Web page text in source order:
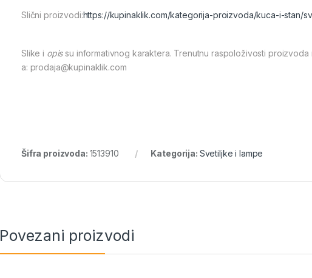
Slični proizvodi:https://kupinaklik.com/kategorija-proizvoda/kuca-i-stan/
Slike i opissu informativnog karaktera. Trenutnu raspoloživosti
a: prodaja@kupinaklik.com
Šifra proizvoda: 1513910 Kategorija: Svetiljke i lampe
Povezani proizvodi